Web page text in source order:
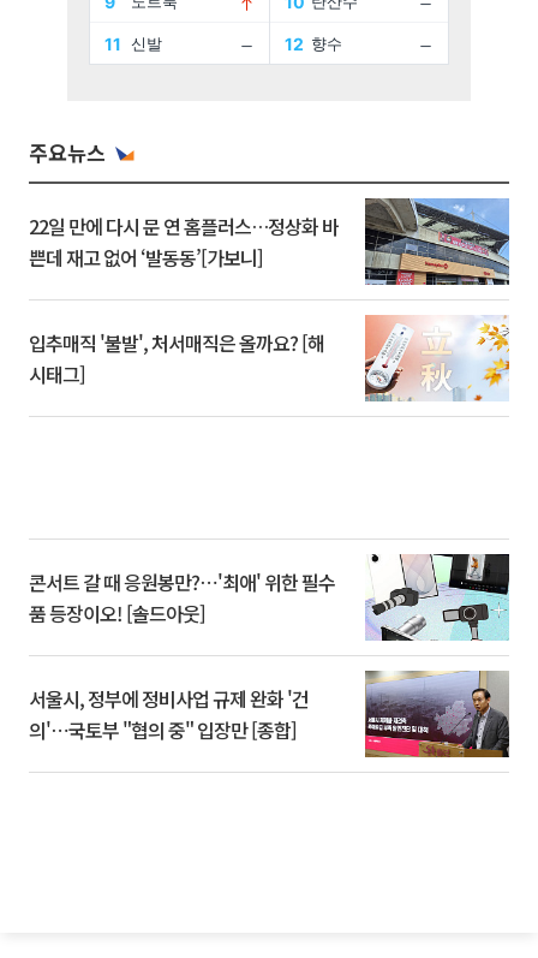
주요뉴스
22일 만에 다시 문 연 홈플러스…정상화 바
쁜데 재고 없어 ‘발동동’[가보니]
입추매직 '불발', 처서매직은 올까요? [해
시태그]
콘서트 갈 때 응원봉만?⋯'최애' 위한 필수
품 등장이오! [솔드아웃]
서울시, 정부에 정비사업 규제 완화 '건
의'⋯국토부 "협의 중" 입장만 [종합]